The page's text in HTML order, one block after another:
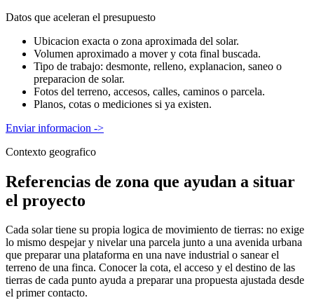
Datos que aceleran el presupuesto
Ubicacion exacta o zona aproximada del solar.
Volumen aproximado a mover y cota final buscada.
Tipo de trabajo: desmonte, relleno, explanacion, saneo o
preparacion de solar.
Fotos del terreno, accesos, calles, caminos o parcela.
Planos, cotas o mediciones si ya existen.
Enviar informacion ->
Contexto geografico
Referencias de zona que ayudan a situar
el proyecto
Cada solar tiene su propia logica de movimiento de tierras: no exige
lo mismo despejar y nivelar una parcela junto a una avenida urbana
que preparar una plataforma en una nave industrial o sanear el
terreno de una finca. Conocer la cota, el acceso y el destino de las
tierras de cada punto ayuda a preparar una propuesta ajustada desde
el primer contacto.